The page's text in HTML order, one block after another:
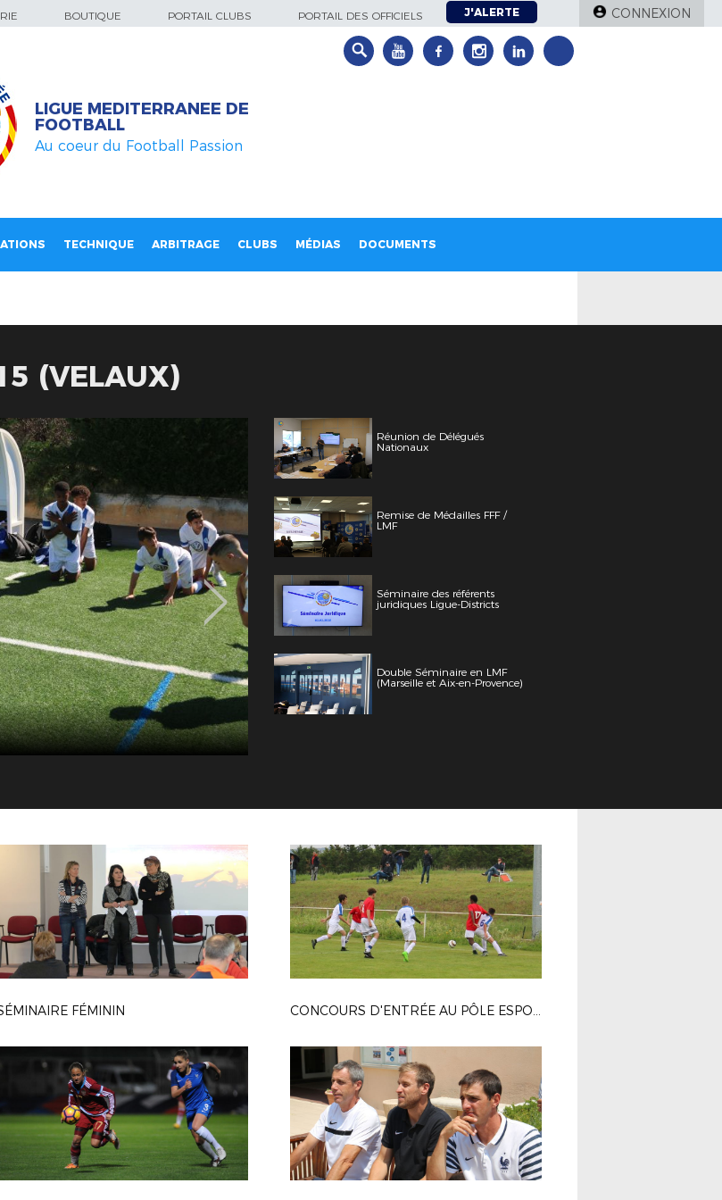
BOUTIQUE PORTAIL CLUBS PORTAIL DES OFFICIELS J'ALERTE CONNEXION
LIGUE MEDITERRANEE DE
FOOTBALL
Au coeur du Football Passion
TECHNIQUE ARBITRAGE CLUBS MÉDIAS DOCUMENTS
(VELAUX)
Réunion de Délégués
Nationaux
Remise de Médailles FFF /
LMF
Séminaire des référents
juridiques Ligue-Districts
Double Séminaire en LMF
(Marseille et Aix-en-Provence)
FÉMININ CONCOURS D'ENTRÉE AU PÔLE ESPOIRS 2